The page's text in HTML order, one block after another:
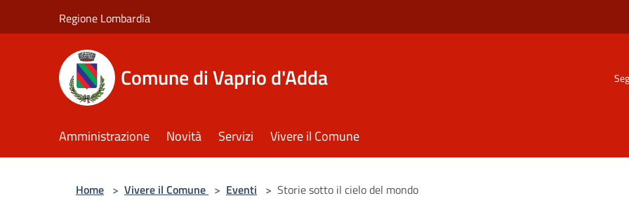
Regione Lombardia
Comune di Vaprio d'Adda
Amministrazione Novità Servizi Vivere il Comune
Home > Vivere il Comune > Eventi > Storie sotto il cielo del mondo